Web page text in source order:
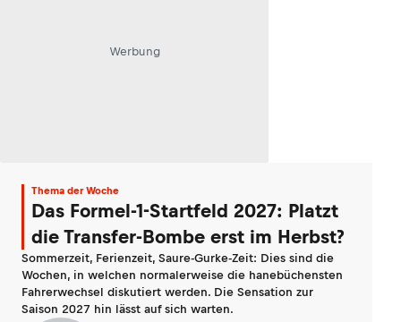
Werbung
Thema der Woche
Das Formel-1-Startfeld 2027: Platzt
die Transfer-Bombe erst im Herbst?
Sommerzeit, Ferienzeit, Saure-Gurke-Zeit: Dies sind die
Wochen, in welchen normalerweise die hanebüchensten
Fahrerwechsel diskutiert werden. Die Sensation zur
Saison 2027 hin lässt auf sich warten.